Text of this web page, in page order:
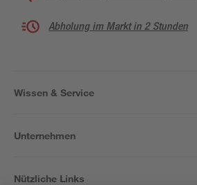
Abholung im Markt in 2 Stunden
Wissen & Service
Unternehmen
Nützliche Links